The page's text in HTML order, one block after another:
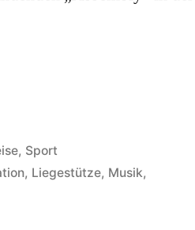
, Sport
, Liegestütze, Musik,